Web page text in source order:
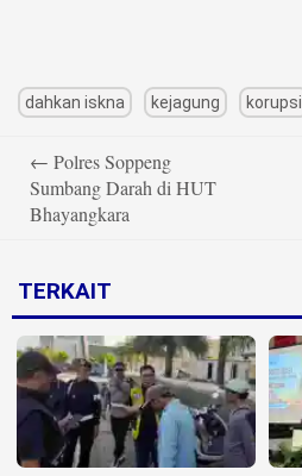
dahkan iskna kejagung korupsi
navigation
← Polres Soppeng
Sumbang Darah di HUT
Bhayangkara
TERKAIT